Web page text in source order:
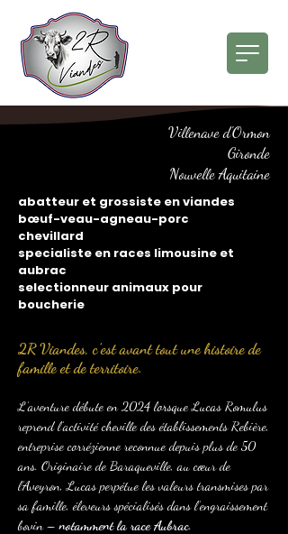
Villenave d'Ormon
Gironde
Nouvelle Aquitaine
abatteur et grossiste en viandes
bœuf-veau-agneau-porc
chevillard
specialiste en races limousine et
aubrac
selectionneur animaux pour
boucherie
2R Viandes, c’est avant tout une histoire de
famille et de territoire.
L’aventure débute en 2024 lorsque Lucas Romulus
reprend l’activité cheville des établissements Rebière,
entreprise corrézienne reconnue depuis plus de 50
ans. Originaire de Baraqueville, au cœur de
l’Aveyron, Lucas perpétue les valeurs transmises par
sa famille, éleveurs spécialisés dans l’engraissement
bovin –notamment la race Aubrac.